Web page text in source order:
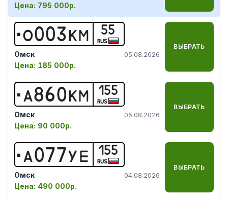
Цена: 795 000р.
О003КМ 55
RUS
Омск 05.08.2026
Цена: 185 000р.
ВЫБРАТЬ
А860КМ 155
RUS
Омск 05.08.2026
Цена: 90 000р.
ВЫБРАТЬ
А077УЕ 155
RUS
Омск 04.08.2026
Цена: 490 000р.
ВЫБРАТЬ